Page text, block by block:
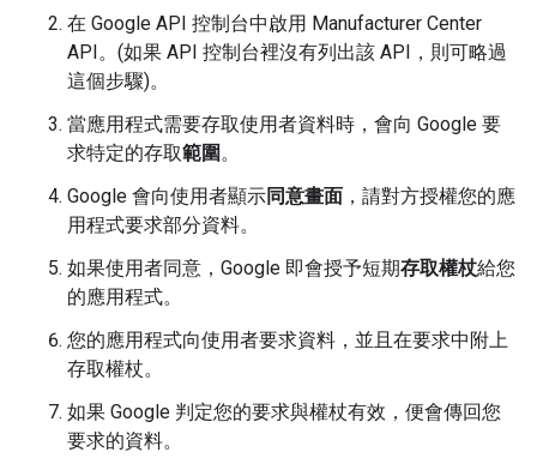
在 Google API 控制台中啟用 Manufacturer Center
API。(如果 API 控制台裡沒有列出該 API，則可略過
這個步驟)。
當應用程式需要存取使用者資料時，會向 Google 要
求特定的存取範圍。
Google 會向使用者顯示同意畫面 ，請對方授權您的應
用程式要求部分資料。
如果使用者同意，Google 即會授予短期存取權杖給您
的應用程式。
您的應用程式向使用者要求資料，並且在要求中附上
存取權杖。
如果 Google 判定您的要求與權杖有效，便會傳回您
要求的資料。